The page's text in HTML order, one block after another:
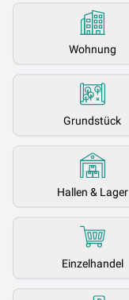
Wohnung
Grundstück
Hallen & Lager
Einzelhandel